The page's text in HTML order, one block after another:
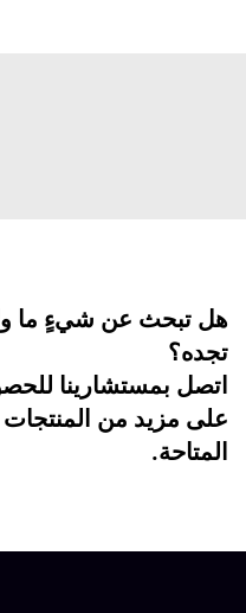
تبحث عن شيءٍ ما ولا
بمستشارينا للحصول
مزيد من المنتجات